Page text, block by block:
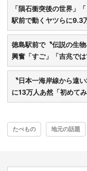
「隕石衝突後の世界」
駅前で動くヤツらに9.3
徳島駅前で〝伝説の生
興奮「すご」「吉兆では
〝日本一海岸線から遠
に13万人あ然「初めてみ
たべもの 地元の話題